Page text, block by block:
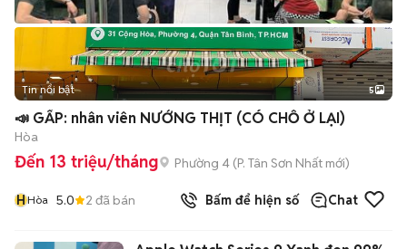
Tin nổi bật 5
📣 GẤP: nhân viên NƯỚNG THỊT (CÓ CHỖ Ở LẠI)
Hòa
Đến 13 triệu/tháng Phường 4 (P. Tân Sơn Nhất mới)
HHòa 5.0 2 đã bán Bấm để hiện số Chat